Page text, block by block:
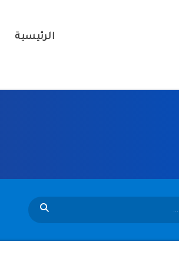
الرئيسية